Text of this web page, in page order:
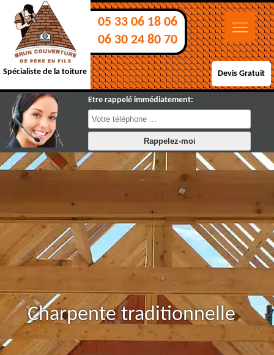
Spécialiste de la toiture
05 33 06 18 06
06 30 24 80 70
Devis Gratuit
Etre rappelé immédiatement:
Charpente traditionnelle